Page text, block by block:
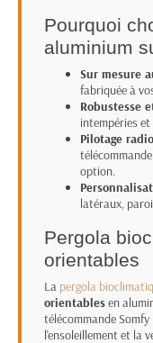
Pourquoi
aluminium
Sur mesure
fabriquée à
Robustesse
intempéries
Pilotage
option.
latéraux,
Pergola
orientables
La pergola
orientablesen
télécommande
l'ensoleillement et la